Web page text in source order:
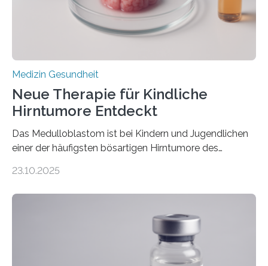
sich die linke Herzkammer verdickt, der Herzmuskel zu
stark kontrahiert…
Medizin Gesundheit
Neue Therapie für Kindliche
Hirntumore Entdeckt
Das Medulloblastom ist bei Kindern und Jugendlichen
einer der häufigsten bösartigen Hirntumore des
Betroffenen können mit heutigen Methoden geheilt
Dringend benötigt werden zielgerichtete Therapien, die
nur Tumorschwachstellen angreifen und normales
Gewebe verschonen. Forschende um Daniel Merk vom
Hertie-Institut für klinische Hirnforschung am
23.10.2025